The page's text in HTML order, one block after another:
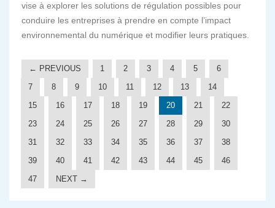
vise à explorer les solutions de régulation possibles pour
conduire les entreprises à prendre en compte l’impact
environnemental du numérique et modifier leurs pratiques.
← PREVIOUS 1 2 3 4 5
6
7
8 9 10 11 12 13
14
15
16 17 18 19 20 21
22
23
24 25 26 27 28 29
30
31
32 33 34 35 36 37
38
39
40 41 42 43 44 45
46
47
NEXT →